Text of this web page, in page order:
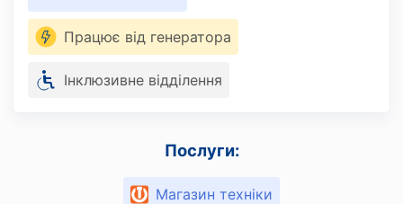
Працює від генератора
Інклюзивне відділення
Послуги:
Магазин техніки